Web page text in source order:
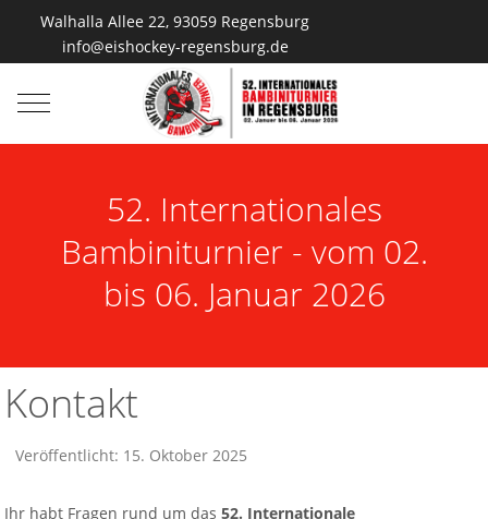
Walhalla Allee 22, 93059 Regensburg
info@eishockey-regensburg.de
Mobile Menu Toggle
52. Internationales
Bambiniturnier - vom 02.
bis 06. Januar 2026
Kontakt
Veröffentlicht: 15. Oktober 2025
Ihr habt Fragen rund um das52. Internationale